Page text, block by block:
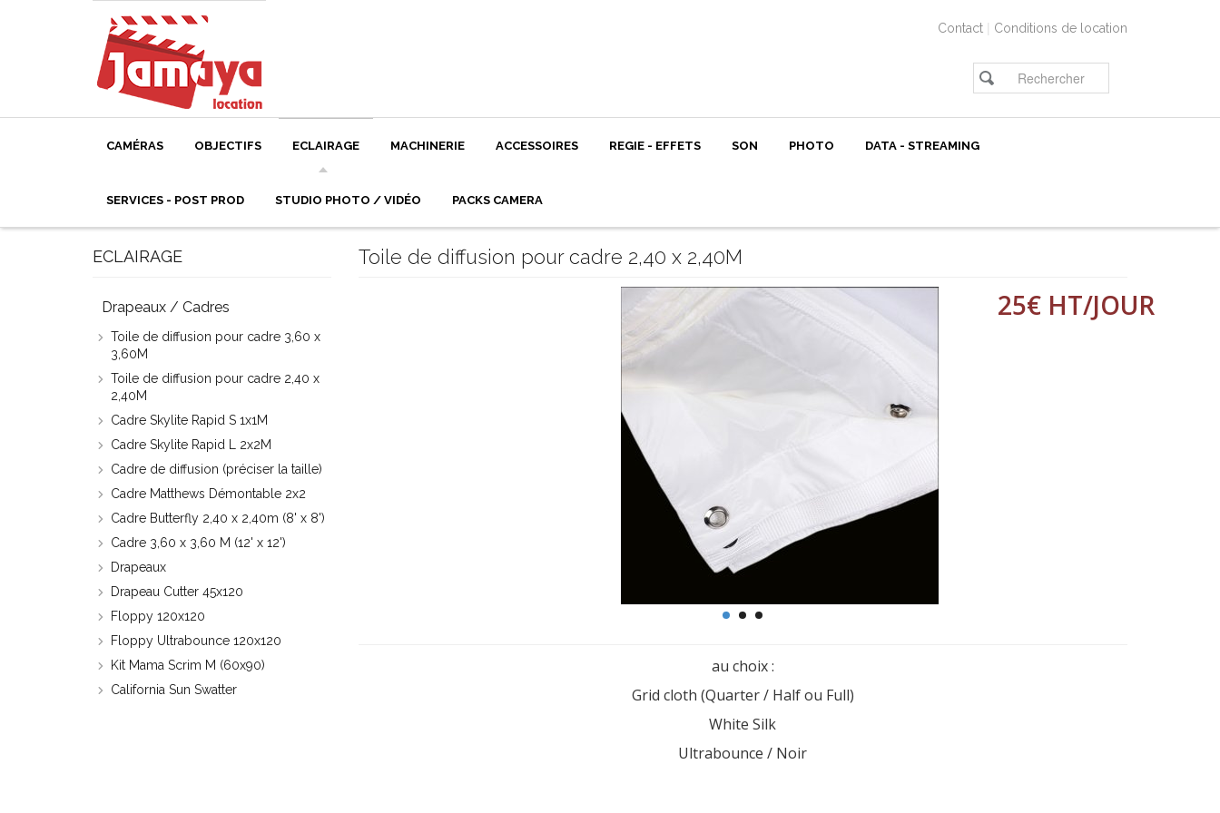
Contact | Conditions de location
CAMÉRAS OBJECTIFS ECLAIRAGE MACHINERIE ACCESSOIRES REGIE - EFFETS SON PHOTO DATA - STREAMING
SERVICES - POST PROD STUDIO PHOTO / VIDÉO PACKS CAMERA
ECLAIRAGE
Drapeaux / Cadres
Toile de diffusion pour cadre 3,60 x
3,60M
Toile de diffusion pour cadre 2,40 x
2,40M
Cadre Skylite Rapid S 1x1M
Cadre Skylite Rapid L 2x2M
Cadre de diffusion (préciser la taille)
Cadre Matthews Démontable 2x2
Cadre Butterfly 2,40 x 2,40m (8' x 8')
Cadre 3,60 x 3,60 M (12' x 12')
Drapeaux
Drapeau Cutter 45x120
Floppy 120x120
Floppy Ultrabounce 120x120
Kit Mama Scrim M (60x90)
California Sun Swatter
Toile de diffusion pour cadre 2,40 x 2,40M
25€ HT/JOUR
au choix :
Grid cloth (Quarter / Half ou Full)
White Silk
Ultrabounce / Noir